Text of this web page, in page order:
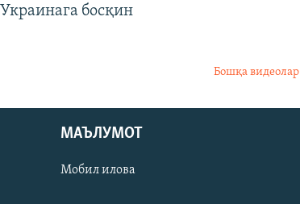
Украинага босқин
Бошқа видеолар
МАЪЛУМОТ
Мобил илова